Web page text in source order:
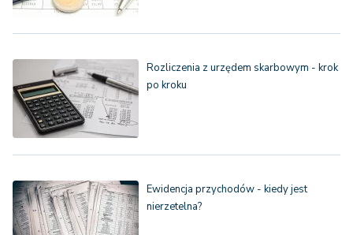
Rozliczenia z urzędem skarbowym - krok
po kroku
Ewidencja przychodów - kiedy jest
nierzetelna?